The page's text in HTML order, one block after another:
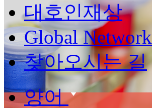
대호인재상
Global Network
찾아오시는 길
양어